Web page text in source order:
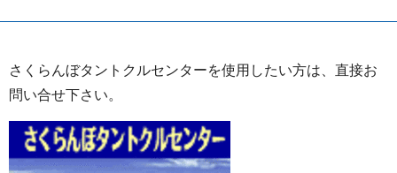
さくらんぼタントクルセンターを使用したい方は、直接お
問い合せ下さい。